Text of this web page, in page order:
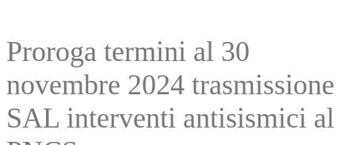
Proroga termini al 30
novembre 2024 trasmissione
SAL interventi antisismici al